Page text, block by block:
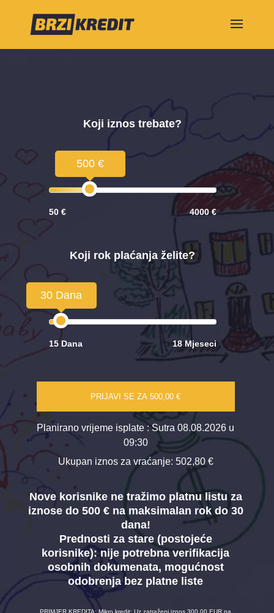
Koji iznos trebate?
500 €
50 € 4000 €
Koji rok plaćanja želite?
30 Dana
15 Dana 18 Mjeseci
PRIJAVI SE ZA500,00 €
Planirano vrijeme isplate : Sutra 08.08.2026 u
09:30
Ukupan iznos za vraćanje: 502,80 €
Nove korisnike ne tražimo platnu listu za
iznose do 500 € na maksimalan rok do 30
dana!
Prednosti za stare (postojeće
korisnike): nije potrebna verifikacija
osobnih dokumenata, mogućnost
odobrenja bez platne liste
PRIMJER KREDITA: Mikro kredit: Uz zatraženi iznos 300,00 EUR na